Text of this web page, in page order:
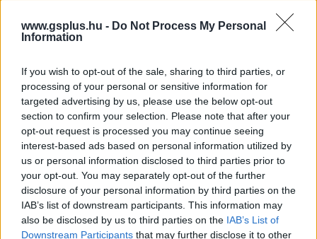
www.gsplus.hu - Do Not Process My Personal
Information
If you wish to opt-out of the sale, sharing to third parties, or
processing of your personal or sensitive information for
targeted advertising by us, please use the below opt-out
section to confirm your selection. Please note that after your
opt-out request is processed you may continue seeing
interest-based ads based on personal information utilized by
us or personal information disclosed to third parties prior to
your opt-out. You may separately opt-out of the further
disclosure of your personal information by third parties on the
IAB’s list of downstream participants. This information may
also be disclosed by us to third parties on the IAB’s List of
Downstream Participants that may further disclose it to other
Július végén folytatódik a balatoni strandröplabda-
sorozat.
Címkék: #saul fia #nemes lászló #oscar